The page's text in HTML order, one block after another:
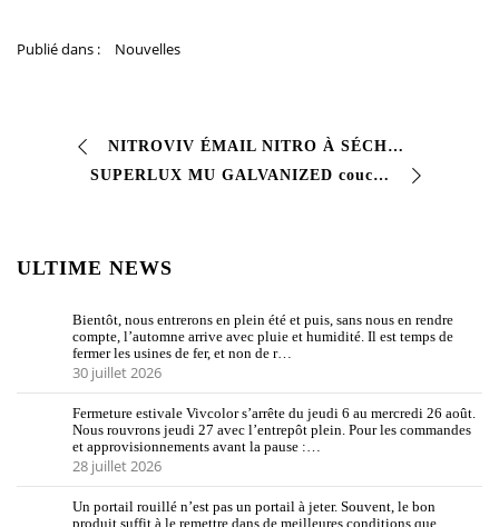
Publié dans : Nouvelles
NITROVIV ÉMAIL NITRO À SÉCHAGE TRÈS RAPIDE Finition à séchage très rapide #Émail nitro avec d’excellentes caractéristiques de dureté de surface…
SUPERLUX MU GALVANIZED couche de finition simple pour tôle galvanisée. Émail semi-brillant à séchage rapide pour intérieurs/extérieurs, formulé pour assurer sa rétention …
ULTIME NEWS
Bientôt, nous entrerons en plein été et puis, sans nous en rendre
compte, l’automne arrive avec pluie et humidité. Il est temps de
fermer les usines de fer, et non de r…
30 juillet 2026
Fermeture estivale Vivcolor s’arrête du jeudi 6 au mercredi 26 août.
Nous rouvrons jeudi 27 avec l’entrepôt plein. Pour les commandes
et approvisionnements avant la pause :…
28 juillet 2026
Un portail rouillé n’est pas un portail à jeter. Souvent, le bon
produit suffit à le remettre dans de meilleures conditions que